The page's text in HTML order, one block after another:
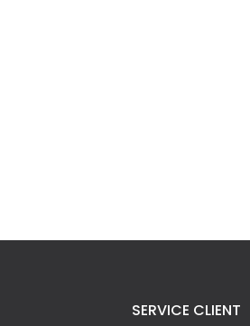
SERVICE CLIENT